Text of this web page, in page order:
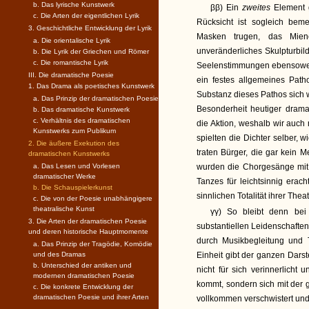
ββ) Ein zweites
Rücksicht ist sogleich
Masken trugen, das
unveränderliches
Seelenstimmungen
ein festes allgemeines
Substanz dieses Pathos sich
Besonderheit heutiger
die Aktion, weshalb wir auch
spielten die Dichter selber,
traten Bürger, die gar kein
wurden die Chorgesänge
Tanzes für leichtsinnig
sinnlichen Totalität ihrer
γγ) So bleibt denn
substantiellen
durch Musikbegleitung und
Einheit gibt der ganzen
nicht für sich verinnerlicht
kommt, sondern sich mit der
vollkommen verschwistert
b. Das lyrische Kunstwerk
c. Die Arten der eigentlichen Lyrik
3. Geschichtliche Entwicklung der Lyrik
a. Die orientalische Lyrik
b. Die Lyrik der Griechen und Römer
c. Die romantische Lyrik
III. Die dramatische Poesie
1. Das Drama als poetisches Kunstwerk
a. Das Prinzip der dramatischen Poesie
b. Das dramatische Kunstwerk
c. Verhältnis des dramatischen
Kunstwerks zum Publikum
2. Die äußere Exekution des
dramatischen Kunstwerks
a. Das Lesen und Vorlesen
dramatischer Werke
b. Die Schauspielerkunst
c. Die von der Poesie unabhängigere
theatralische Kunst
3. Die Arten der dramatischen Poesie
und deren historische Hauptmomente
a. Das Prinzip der Tragödie, Komödie
und des Dramas
b. Unterschied der antiken und
modernen dramatischen Poesie
c. Die konkrete Entwicklung der
dramatischen Poesie und ihrer Arten